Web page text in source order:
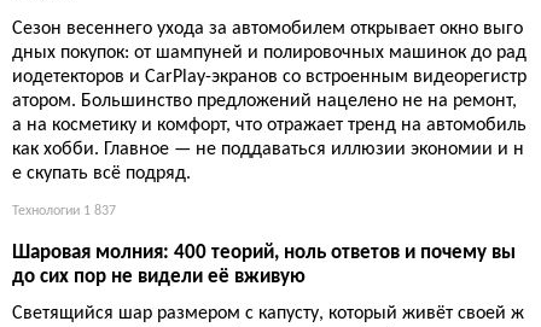
Весенний автогараж: скидки на уход, инструменты и техн
ологии
Сезон весеннего ухода за автомобилем открывает окно выго